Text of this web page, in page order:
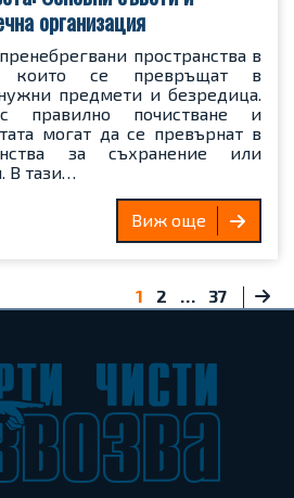
организация
пространства в
които се превръщат в
предмети и безредица.
правилно почистване и
могат да се превърнат в
за съхранение или
В тази…
Виж още
1 2 … 37